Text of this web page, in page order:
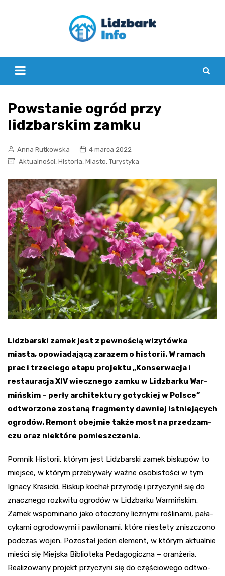
Powstanie ogród przy
lidzbarskim zamku
Anna Rutkowska
4 marca 2022
Aktualności, Historia, Miasto, Turystyka
Lidz­bar­ski zamek jest z pewnością wizy­tówka
miasta, opo­wia­da­jącą zarazem o histo­rii. W ramach
prac i trze­ciego etapu pro­jektu „Kon­ser­wa­cja i
restau­ra­cja XIV wiecz­nego zamku w Lidz­barku War­
miń­skim – perły archi­tek­tury gotyc­kiej w Pol­sce”
odtwo­rzone zostaną frag­menty daw­niej ist­nie­ją­cych
ogro­dów. Remont obej­mie także most na przed­zam­
czu oraz nie­które pomiesz­cze­nia.
Pom­nik Histo­rii, któ­rym jest Lidz­bar­ski zamek bisku­pów to
miej­sce, w któ­rym prze­by­wały ważne oso­bi­sto­ści w tym
Ignacy Kra­sicki. Biskup kochał przy­rodę i przy­czy­nił się do
znacznego roz­kwitu ogro­dów w Lidz­barku War­miń­skim.
Zamek wspo­mi­nano jako oto­czony licz­nymi rośli­nami, pała­
cy­kami ogro­do­wymi i pawi­lo­nami, które nie­stety znisz­czono
pod­czas wojen. Pozo­stał jeden ele­ment, w któ­rym aktu­al­nie
mie­ści się Miej­ska Biblio­teka Peda­go­giczna – oran­że­ria.
Reali­zo­wany pro­jekt przyczyni się do czę­ścio­wego odtwo­